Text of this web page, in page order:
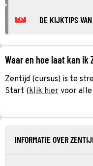
TIP DE KIJKTIPS
Waar en hoe laat kan
Zentijd (cursus) is te
Start (klik hier voor
INFORMATIE OVER